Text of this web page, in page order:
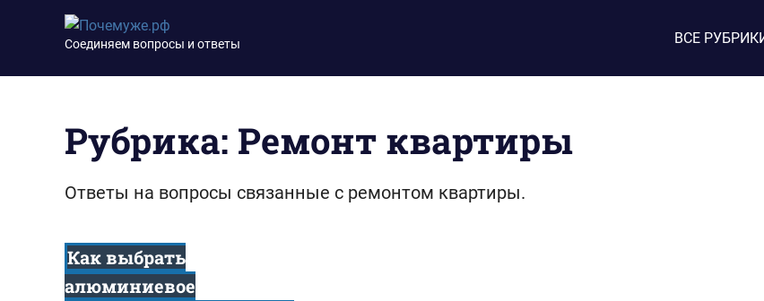
содержимому
Почемуже.рф
Соединяем вопросы и ответы ВСЕ
Рубрика: Ремонт квартиры
Ответы на вопросы связанные с ремонтом квартиры.
Как выбрать
алюминиевое